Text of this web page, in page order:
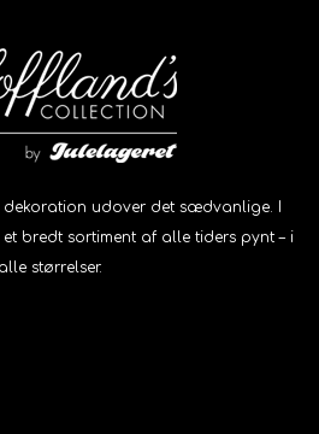
dekoration udover det sædvanlige. I
bredt sortiment af alle tiders pynt – i
alle størrelser.